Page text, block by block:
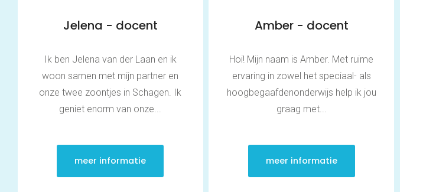
Jelena - docent
Ik ben Jelena van der Laan en ik
woon samen met mijn partner en
onze twee zoontjes in Schagen. Ik
geniet enorm van onze...
meer informatie
Amber - docent
Hoi! Mijn naam is Amber. Met ruime
ervaring in zowel het speciaal- als
hoogbegaafdenonderwijs help ik jou
graag met...
meer informatie